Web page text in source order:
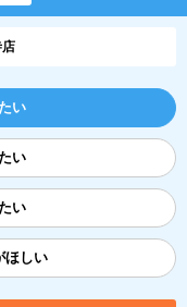
店
い
い
い
ほしい